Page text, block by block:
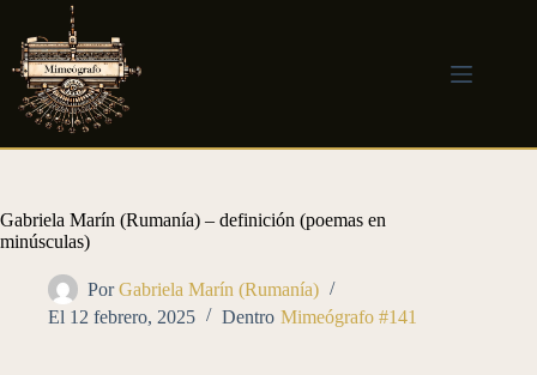
contenido
Gabriela Marín (Rumanía) – definición (poemas en
minúsculas)
Por Gabriela Marín (Rumanía)
El 12 febrero, 2025 Dentro Mimeógrafo #141